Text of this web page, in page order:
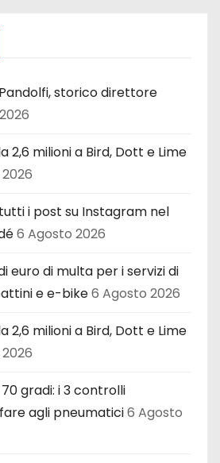
storico direttore
2,6 milioni a Bird, Dott e Lime
i post su Instagram nel
6 Agosto 2026
euro di multa per i servizi di
e e-bike6 Agosto 2026
2,6 milioni a Bird, Dott e Lime
gradi: i 3 controlli
agli pneumatici6 Agosto